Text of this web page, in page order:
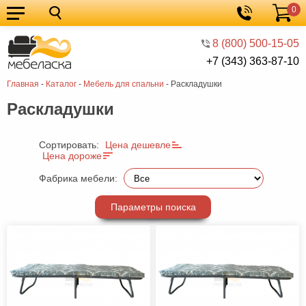
8 (800) 500-15-05
+7 (343) 363-87-10
Корзина
0
Главная - Каталог - Мебель для спальни - Раскладушки
Кухонные
гарнитуры
Мебель
для
кухни
Мебель
для
спальни
Кровати
Шкафы
Детская
прихожей
Комоды
Раскладушки
Сортировать:
Цена дешевле
Цена дороже
Фабрика мебели:
Параметры поиска